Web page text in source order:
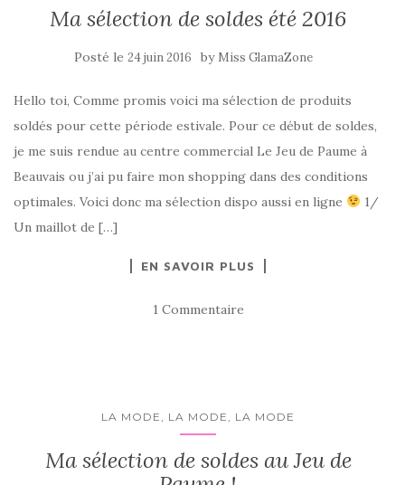
Ma sélection de soldes été 2016
Posté le 24 juin 2016 by Miss GlamaZone
Hello toi, Comme promis voici ma sélection de produits
soldés pour cette période estivale. Pour ce début de soldes,
je me suis rendue au centre commercial Le Jeu de Paume à
Beauvais ou j’ai pu faire mon shopping dans des conditions
optimales. Voici donc ma sélection dispo aussi en ligne
1/
Un maillot de […]
EN SAVOIR PLUS
1 Commentaire
LA MODE, LA MODE, LA MODE
Ma sélection de soldes au Jeu de